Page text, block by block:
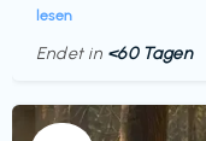
lesen
Endet in <60 Tagen